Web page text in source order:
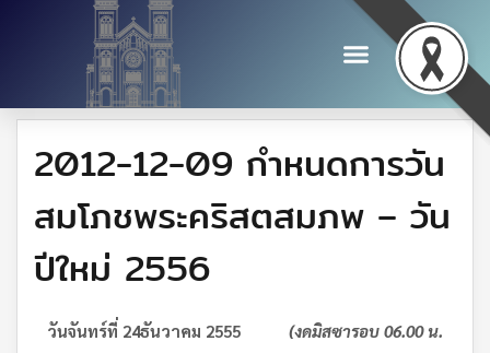
2012-12-09 กำหนดการวัน
สมโภชพระคริสตสมภพ – วัน
ปีใหม่ 2556
วันจันทร์ที่ 24ธันวาคม 2555
(งดมิสซารอบ 06.00 น.